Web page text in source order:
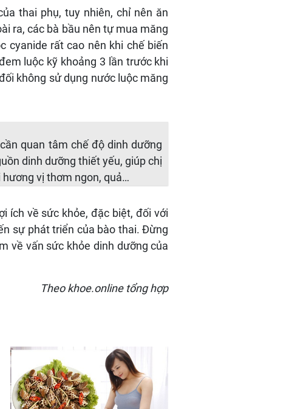
thai phụ, tuy nhiên, chỉ nên ăn
ra, các bà bầu nên tự mua măng
cyanide rất cao nên khi chế biến
luộc kỹ khoảng 3 lần trước khi
không sử dụng nước luộc măng
quan tâm chế độ dinh dưỡng
dinh dưỡng thiết yếu, giúp chị
vị thơm ngon, quả…
ích về sức khỏe, đặc biệt, đối với
sự phát triển của bào thai. Đừng
về vấn sức khỏe dinh dưỡng của
Theo khoe.online tổng hợp